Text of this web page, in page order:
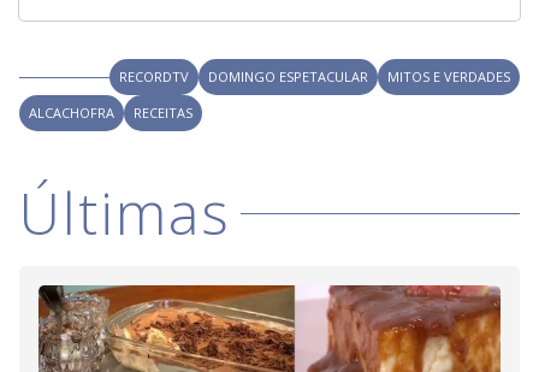
RECORDTV DOMINGO ESPETACULAR
MITOS E VERDADES
ALCACHOFRA
RECEITAS
Últimas